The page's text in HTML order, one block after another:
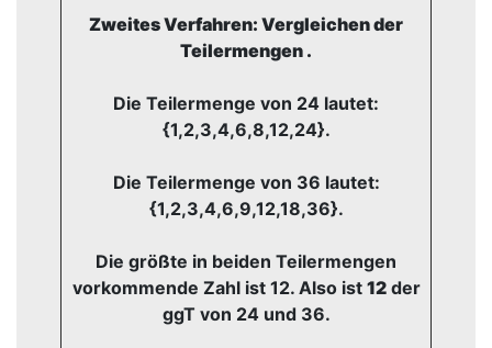
Zweites Verfahren: Vergleichen der
Teilermengen .
Die Teilermenge von 24 lautet:
{1,2,3,4,6,8,12,24}.
Die Teilermenge von 36 lautet:
{1,2,3,4,6,9,12,18,36}.
Die größte in beiden Teilermengen
vorkommende Zahl ist 12. Also ist 12der
ggT von 24 und 36.